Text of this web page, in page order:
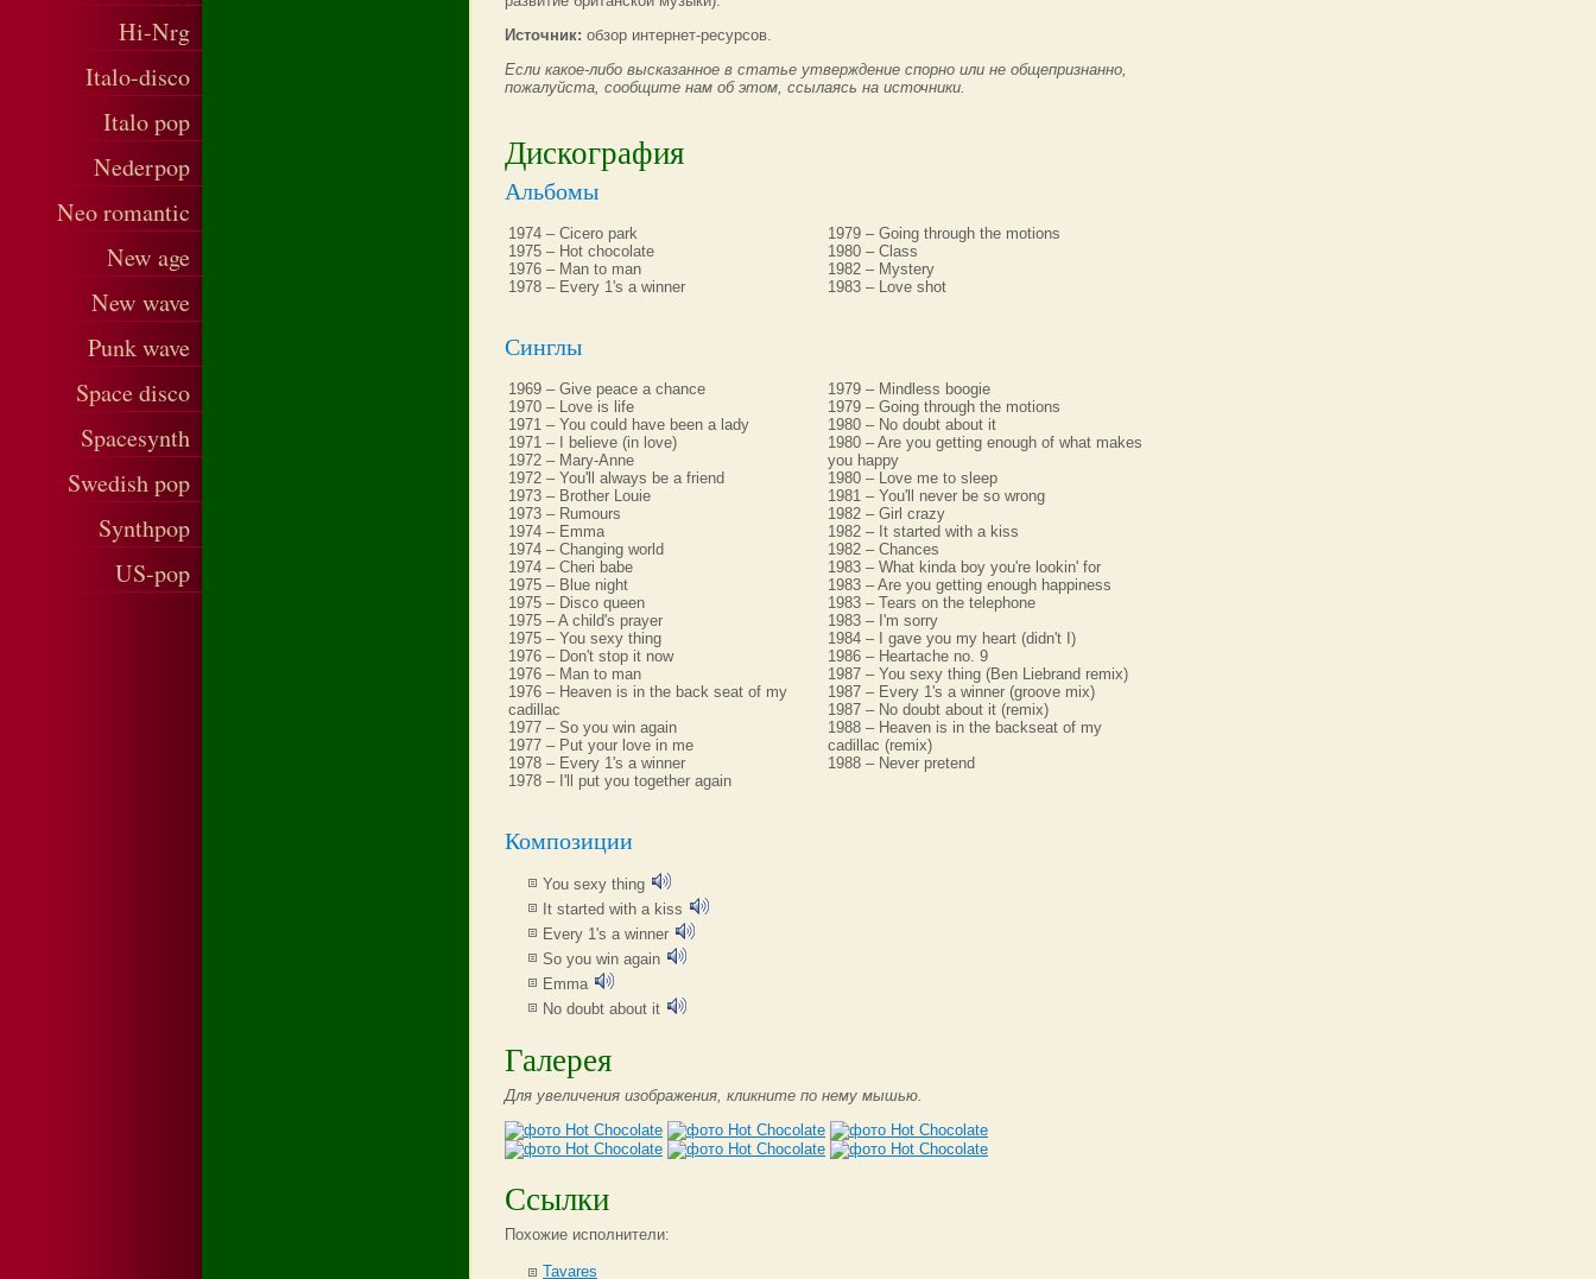
Hi-Nrg
Italo-disco
Italo pop
Nederpop
Neo romantic
New age
New wave
Punk wave
Space disco
Spacesynth
Swedish pop
Synthpop
US-pop
Источник: обзор интернет-ресурсов.
Если какое-либо высказанное в статье утверждение спорно или не общепризнанно,
пожалуйста, сообщите нам об этом, ссылаясь на источники.
Дискография
Альбомы
1974 – Cicero park
1975 – Hot chocolate
1976 – Man to man
1978 – Every 1's a winner
1979 – Going through the motions
1980 – Class
1982 – Mystery
1983 – Love shot
Синглы
1969 – Give peace a chance
1970 – Love is life
1971 – You could have been a lady
1971 – I believe (in love)
1972 – Mary-Anne
1972 – You'll always be a friend
1973 – Brother Louie
1973 – Rumours
1974 – Emma
1974 – Changing world
1974 – Cheri babe
1975 – Blue night
1975 – Disco queen
1975 – A child's prayer
1975 – You sexy thing
1976 – Don't stop it now
1976 – Man to man
1976 – Heaven is in the back seat of my
cadillac
1977 – So you win again
1977 – Put your love in me
1978 – Every 1's a winner
1978 – I'll put you together again
1979 – Mindless boogie
1979 – Going through the motions
1980 – No doubt about it
1980 – Are you getting enough of what makes
you happy
1980 – Love me to sleep
1981 – You'll never be so wrong
1982 – Girl crazy
1982 – It started with a kiss
1982 – Chances
1983 – What kinda boy you're lookin' for
1983 – Are you getting enough happiness
1983 – Tears on the telephone
1983 – I'm sorry
1984 – I gave you my heart (didn't I)
1986 – Heartache no. 9
1987 – You sexy thing (Ben Liebrand remix)
1987 – Every 1's a winner (groove mix)
1987 – No doubt about it (remix)
1988 – Heaven is in the backseat of my
cadillac (remix)
1988 – Never pretend
Композиции
You sexy thing
It started with a kiss
Every 1's a winner
So you win again
Emma
No doubt about it
Галерея
Для увеличения изображения, кликните по нему мышью.
Ссылки
Похожие исполнители:
Tavares